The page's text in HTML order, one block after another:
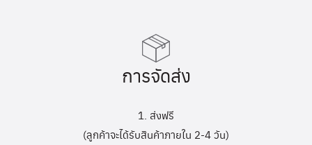
การจัดส่ง
1. ส่งฟรี
(ลูกค้าจะได้รับสินค้าภายใน 2-4 วัน)